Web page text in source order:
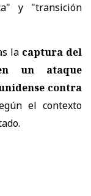
y "transición
la captura del
un ataque
contra
el contexto